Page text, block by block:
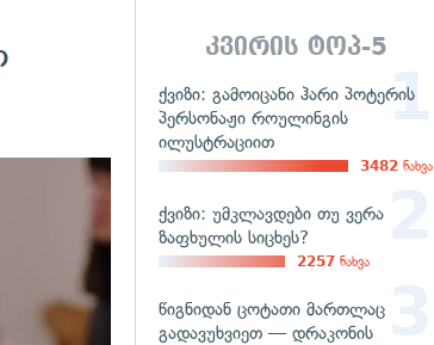
კვირის ტოპ-5
ქვიზი: გამოიცანი ჰარი პოტერის
პერსონაჟი როულინგის
ილუსტრაციით
3482 ნახვა
ქვიზი: უმკლავდები თუ ვერა
ზაფხულის სიცხეს?
2257 ნახვა
წიგნიდან ცოტათი მართლაც
გადავუხვიეთ — დრაკონის